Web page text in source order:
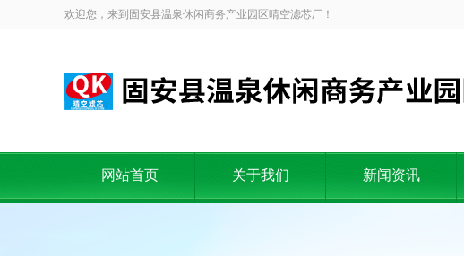
欢迎您，来到固安县温泉休闲商务产业园区晴空滤芯厂！
网站首页 关于我们 新闻资讯